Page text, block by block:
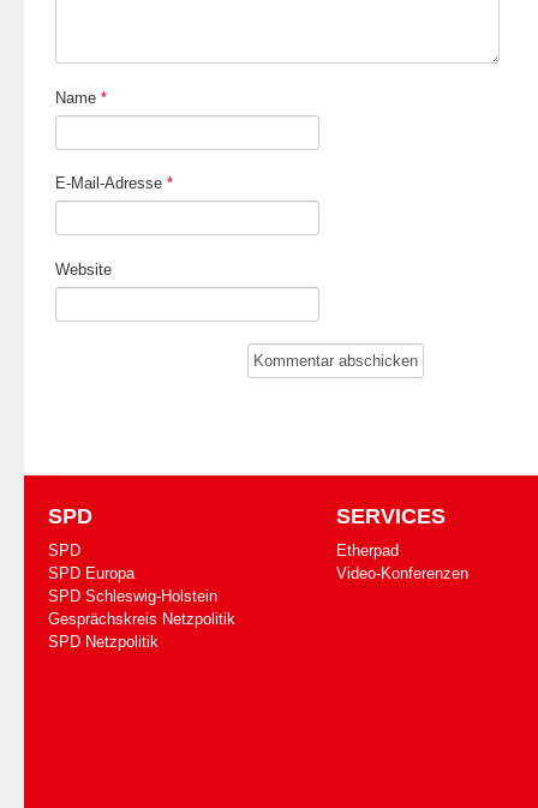
Name *
E-Mail-Adresse *
Website
SPD
SPD
SPD Europa
SPD Schleswig-Holstein
Gesprächskreis Netzpolitik
SPD Netzpolitik
SERVICES
Etherpad
Video-Konferenzen